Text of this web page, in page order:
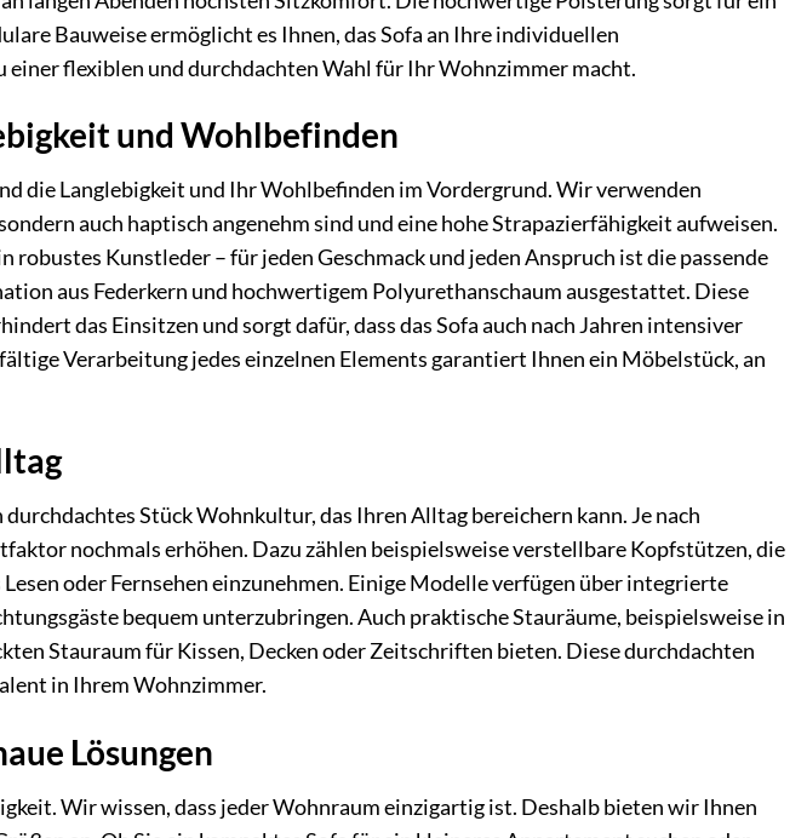
Bauweise ermöglicht es Ihnen, das Sofa an Ihre individuellen
einer flexiblen und durchdachten Wahl für Ihr Wohnzimmer macht.
und Wohlbefinden
die Langlebigkeit und Ihr Wohlbefinden im Vordergrund. Wir verwenden
auch haptisch angenehm sind und eine hohe Strapazierfähigkeit aufweisen.
Kunstleder – für jeden Geschmack und jeden Anspruch ist die passende
aus Federkern und hochwertigem Polyurethanschaum ausgestattet. Diese
das Einsitzen und sorgt dafür, dass das Sofa auch nach Jahren intensiver
Verarbeitung jedes einzelnen Elements garantiert Ihnen ein Möbelstück, an
Stück Wohnkultur, das Ihren Alltag bereichern kann. Je nach
nochmals erhöhen. Dazu zählen beispielsweise verstellbare Kopfstützen, die
oder Fernsehen einzunehmen. Einige Modelle verfügen über integrierte
bequem unterzubringen. Auch praktische Stauräume, beispielsweise in
Stauraum für Kissen, Decken oder Zeitschriften bieten. Diese durchdachten
in Ihrem Wohnzimmer.
Lösungen
Wir wissen, dass jeder Wohnraum einzigartig ist. Deshalb bieten wir Ihnen